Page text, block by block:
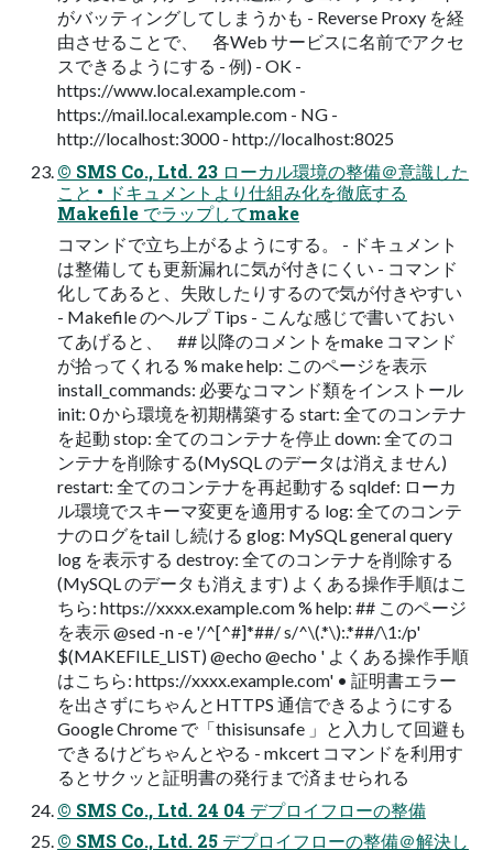
がバッティングしてしまうかも - Reverse Proxy を経
由させることで、 各Web サービスに名前でアクセ
スできるようにする - 例) - OK -
https://www.local.example.com -
https://mail.local.example.com - NG -
http://localhost:3000 - http://localhost:8025
© SMS Co., Ltd. 23 ローカル環境の整備＠意識した
こと • ドキュメントより仕組み化を徹底する
Makefile でラップしてmake
コマンドで立ち上がるようにする。 - ドキュメント
は整備しても更新漏れに気が付きにくい - コマンド
化してあると、失敗したりするので気が付きやすい
- Makefile のヘルプ Tips - こんな感じで書いておい
てあげると、 ## 以降のコメントをmake コマンド
が拾ってくれる % make help: このページを表示
install_commands: 必要なコマンド類をインストール
init: 0 から環境を初期構築する start: 全てのコンテナ
を起動 stop: 全てのコンテナを停止 down: 全てのコ
ンテナを削除する(MySQL のデータは消えません)
restart: 全てのコンテナを再起動する sqldef: ローカ
ル環境でスキーマ変更を適用する log: 全てのコンテ
ナのログをtail し続ける glog: MySQL general query
log を表示する destroy: 全てのコンテナを削除する
(MySQL のデータも消えます) よくある操作手順はこ
ちら: https://xxxx.example.com % help: ## このページ
を表示 @sed -n -e '/^[^#]*##/ s/^\(.*\):.*##/\1:/p'
$(MAKEFILE_LIST) @echo @echo ' よくある操作手順
はこちら: https://xxxx.example.com' • 証明書エラー
を出さずにちゃんとHTTPS 通信できるようにする
Google Chrome で「thisisunsafe 」と入力して回避も
できるけどちゃんとやる - mkcert コマンドを利用す
るとサクッと証明書の発行まで済ませられる
© SMS Co., Ltd. 24 04 デプロイフローの整備
© SMS Co., Ltd. 25 デプロイフローの整備＠解決し